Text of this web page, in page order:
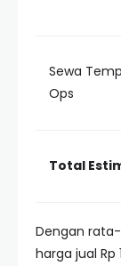
Sewa
Ops
Total
Dengan
harga jual Rp